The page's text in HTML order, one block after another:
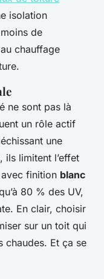
isolation
de
chauffage
ne sont pas là
un rôle actif
une
ils limitent l’effet
avec finition blanc
80 % des UV,
En clair, choisir
sur un toit qui
chaudes. Et ça se